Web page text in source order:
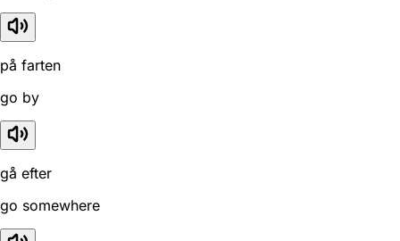
på farten
go by
gå efter
go somewhere